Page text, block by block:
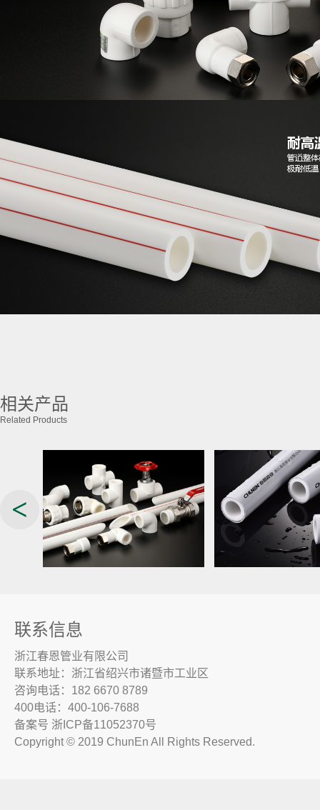
相关产品
Related Products
<
联系信息
浙江春恩管业有限公司
联系地址：浙江省绍兴市诸暨市工业区
咨询电话：182 6670 8789
400电话：400-106-7688
备案号 浙ICP备11052370号
Copyright © 2019 ChunEn All Rights Reserved.